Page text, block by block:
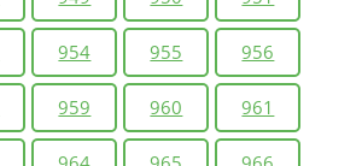
954 955 956
959 960 961